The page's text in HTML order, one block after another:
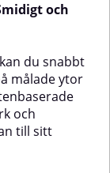
perfekt för mindre
möbler, dörrar,
Kulören RAL
Bright Red
livfull och intensiv
som tillhör
kategori Orange
med RAL
i lackstiftEnkel
och
du snabbt
målade ytor
och
till sitt